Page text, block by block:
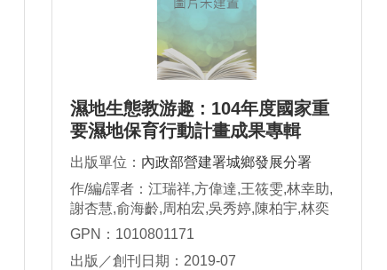
濕地生態教游趣 : 104年度國家重
要濕地保育行動計畫成果專輯
出版單位： 內政部營建署城鄉發展分署
作/編/譯者：江瑞祥,方偉達,王筱雯,林幸助,
謝杏慧,俞海齡,周柏宏,吳秀婷,陳柏宇,林奕
萱,洪嘉妤,陳禹彤
GPN：1010801171
出版／創刊日期：2019-07